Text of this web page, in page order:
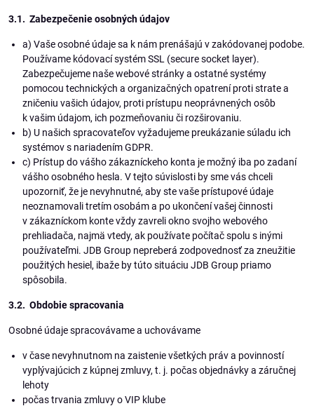
3.1. Zabezpečenie osobných údajov
a) Vaše osobné údaje sa k nám prenášajú v zakódovanej podobe.
Používame kódovací systém SSL (secure socket layer).
Zabezpečujeme naše webové stránky a ostatné systémy
pomocou technických a organizačných opatrení proti strate a
zničeniu vašich údajov, proti prístupu neoprávnených osôb
k vašim údajom, ich pozmeňovaniu či rozširovaniu.
b) U našich spracovateľov vyžadujeme preukázanie súladu ich
systémov s nariadením GDPR.
c) Prístup do vášho zákazníckeho konta je možný iba po zadaní
vášho osobného hesla. V tejto súvislosti by sme vás chceli
upozorniť, že je nevyhnutné, aby ste vaše prístupové údaje
neoznamovali tretím osobám a po ukončení vašej činnosti
v zákazníckom konte vždy zavreli okno svojho webového
prehliadača, najmä vtedy, ak používate počítač spolu s inými
používateľmi. JDB Group nepreberá zodpovednosť za zneužitie
použitých hesiel, ibaže by túto situáciu JDB Group priamo
spôsobila.
3.2. Obdobie spracovania
Osobné údaje spracovávame a uchovávame
v čase nevyhnutnom na zaistenie všetkých práv a povinností
vyplývajúcich z kúpnej zmluvy, t. j. počas objednávky a záručnej
lehoty
počas trvania zmluvy o VIP klube